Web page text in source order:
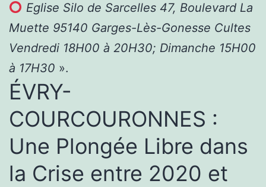
Eglise Silo de Sarcelles 47, Boulevard La
Muette 95140 Garges-Lès-Gonesse Cultes
Vendredi 18H00 à 20H30; Dimanche 15H00
à 17H30 ».
ÉVRY-
COURCOURONNES :
Une Plongée Libre dans
la Crise entre 2020 et